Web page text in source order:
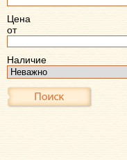
Цена
от
Наличие